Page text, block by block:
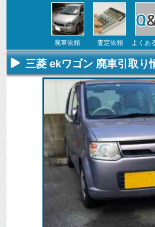
廃車依頼
不要になった
車の廃車手続
きを行いま
査定依頼
専門スタッフ
がしっかりと
査定いたしま
す。
よくあ
廃車全
するよ
質問
にお答
三菱 ekワゴン 廃車引取り